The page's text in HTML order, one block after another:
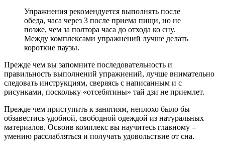
Упражнения рекомендуется выполнять после
обеда, часа через 3 после приема пищи, но не
позже, чем за полтора часа до отхода ко сну.
Между комплексами упражнений лучше делать
короткие паузы.
Прежде чем вы запомните последовательность и
правильность выполнений упражнений, лучше внимательно
следовать инструкциям, сверяясь с написанным и с
рисунками, поскольку «отсебятины» тай дзи не приемлет.
Прежде чем приступить к занятиям, неплохо было бы
обзавестись удобной, свободной одеждой из натуральных
материалов. Освоив комплекс вы научитесь главному –
умению расслабляться и получать удовольствие от сна.